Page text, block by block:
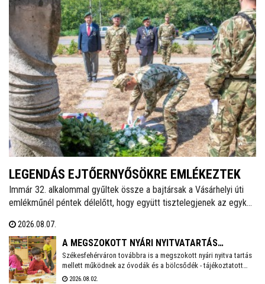
LEGENDÁS EJTŐERNYŐSÖKRE EMLÉKEZTEK
Immár 32. alkalommal gyűltek össze a bajtársak a Vásárhelyi úti
emlékműnél péntek délelőtt, hogy együtt tisztelegjenek az egykori
Veterán Repülők és Ejtőernyősök Fejér Megyei Egyesülete ezzel a
rendezvénnyel őrzi az a második világháború után újjászervezett,
1951-től 1954-ig Székesfehérváron ismertté vált ejtőernyős
alakulat emlékét.
2026.08.07.
A MEGSZOKOTT NYÁRI NYITVATARTÁS
MELLETT MŰKÖDNEK A FEHÉRVÁRI ÓVODÁK ÉS
BÖLCSŐDÉK
Székesfehérváron továbbra is a megszokott nyári nyitva tartás
mellett működnek az óvodák és a bölcsődék - tájékoztatott
közösségi oldalán a város polgármestere. Hétfőtől is tehát a
2026.08.02.